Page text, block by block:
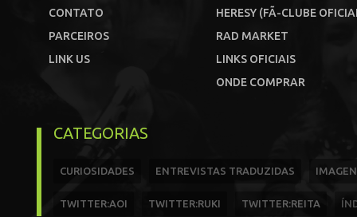
CONTATO
PARCEIROS
LINK US
HERESY (FÃ-CLUBE
RAD MARKET
LINKS OFICIAIS
ONDE COMPRAR
CATEGORIAS
CURIOSIDADES ENTREVISTAS TRADUZIDAS
TWITTER:AOI TWITTER:RUKI TWITTER:REITA